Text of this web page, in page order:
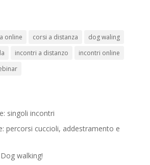
online corsi a distanza
dog waling
incontri a distanzo
incontri online
singoli incontri
percorsi cuccioli, addestramento e
walking!